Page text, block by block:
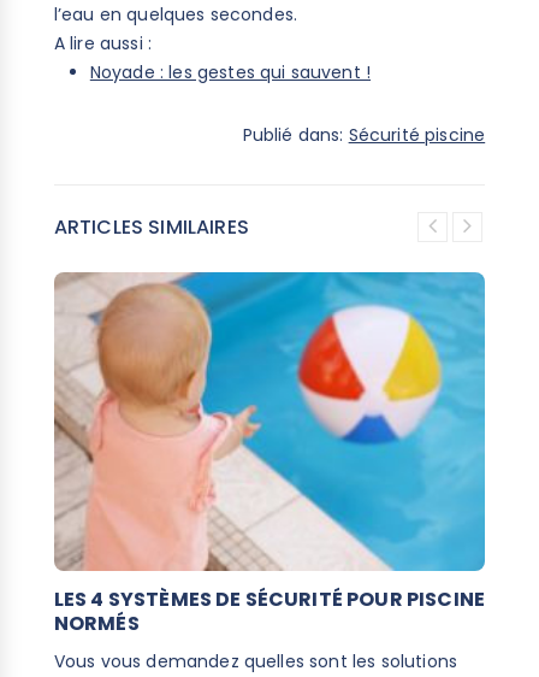
l’eau en quelques secondes.
A lire aussi :
Noyade : les gestes qui sauvent !
Publié dans: Sécurité piscine
ARTICLES SIMILAIRES
LES 4 SYSTÈMES DE SÉCURITÉ POUR PISCINE
NORMÉS
Vous vous demandez quelles sont les solutions